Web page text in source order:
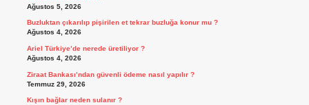
Ağustos 5, 2026
Buzluktan çıkarılıp pişirilen et tekrar buzluğa konur mu ?
Ağustos 4, 2026
Ariel Türkiye’de nerede üretiliyor ?
Ağustos 4, 2026
Ziraat Bankası’ndan güvenli ödeme nasıl yapılır ?
Temmuz 29, 2026
Kışın bağlar neden sulanır ?